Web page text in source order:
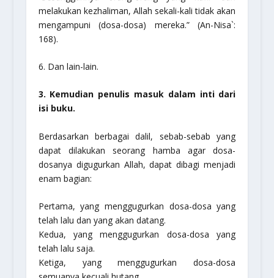
melakukan kezhaliman, Allah sekali-kali tidak akan
mengampuni (dosa-dosa) mereka.”(An-Nisa`:
168).
6. Dan lain-lain.
3. Kemudian penulis masuk dalam inti dari
isi buku.
Berdasarkan berbagai dalil, sebab-sebab yang
dapat dilakukan seorang hamba agar dosa-
dosanya digugurkan Allah, dapat dibagi menjadi
enam bagian:
Pertama, yang menggugurkan dosa-dosa yang
telah lalu dan yang akan datang.
Kedua, yang menggugurkan dosa-dosa yang
telah lalu saja.
Ketiga, yang menggugurkan dosa-dosa